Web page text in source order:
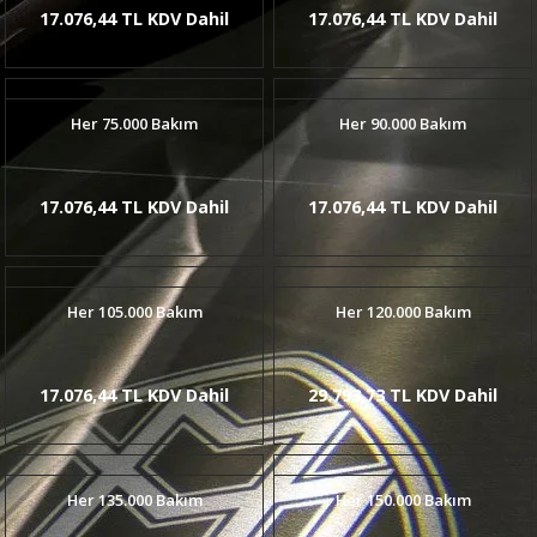
17.076,44 TL KDV Dahil 17.076,44 TL KDV Dahil
Her 75.000 Bakım
17.076,44 TL KDV Dahil
Her 90.000 Bakım
17.076,44 TL KDV Dahil
Her 105.000 Bakım
17.076,44 TL KDV Dahil
Her 120.000 Bakım
29.793,73 TL KDV Dahil
Her 135.000 Bakım Her 150.000 Bakım